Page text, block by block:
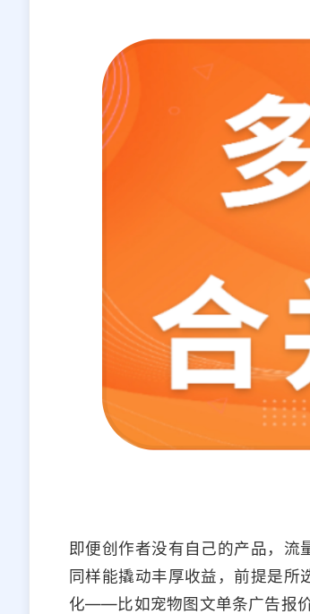
即便创作者没有自己的产品，
同样能撬动丰厚收益，前提是所
化——比如宠物图文单条广告报